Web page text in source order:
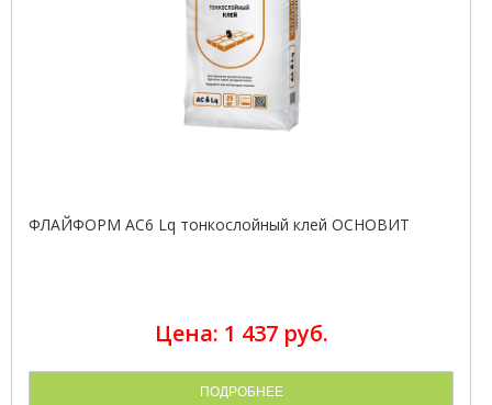
ФЛАЙФОРМ AC6 Lq тонкослойный клей ОСНОВИТ
Цена: 1 437 руб.
ПОДРОБНЕЕ